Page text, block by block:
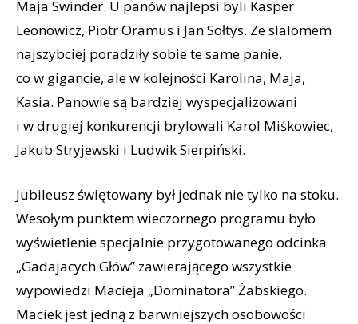
Maja Swinder. U panów najlepsi byli Kasper
Leonowicz, Piotr Oramus i Jan Sołtys. Ze slalomem
najszybciej poradziły sobie te same panie,
co w gigancie, ale w kolejności Karolina, Maja,
Kasia. Panowie są bardziej wyspecjalizowani
i w drugiej konkurencji brylowali Karol Miśkowiec,
Jakub Stryjewski i Ludwik Sierpiński.
Jubileusz świętowany był jednak nie tylko na stoku.
Wesołym punktem wieczornego programu było
wyświetlenie specjalnie przygotowanego odcinka
„Gadajacych Głów” zawierającego wszystkie
wypowiedzi Macieja „Dominatora” Żabskiego.
Maciek jest jedną z barwniejszych osobowości